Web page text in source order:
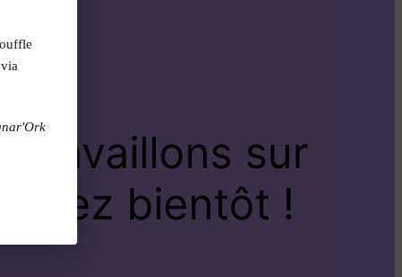
travaillons sur
bientôt !